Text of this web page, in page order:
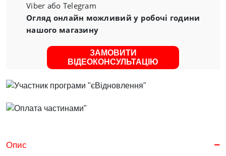
Viber або Telegram
Огляд онлайн можливий у робочі години
нашого магазину
ЗАМОВИТИ
ВІДЕОКОНСУЛЬТАЦІЮ
Опис